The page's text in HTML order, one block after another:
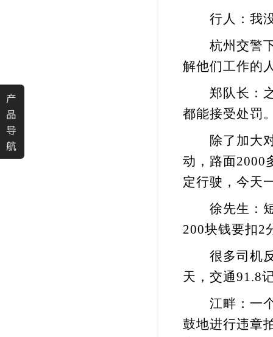
行人：我没
杭州交警下
解他们工作的
郑队长：之
都能接受处罚
除了加大对
动，路面2000
定行驶，今天
徐先生：短
200块钱要扣2
很多司机反
天，交通91.8
江畔：一个
鼓地进行违章
产
品
导
航